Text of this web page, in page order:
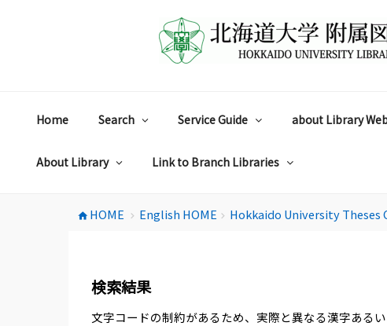
Home Search Service Guide about Library
About Library Link to Branch Libraries
home HOME chevron_right English HOME chevron_right Hokkaido University Theses
検索結果
文字コードの制約があるため、実際と異なる漢字ある